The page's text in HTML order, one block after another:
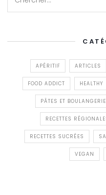
APÉRITIF ARTICLES
FOOD ADDICT HEALTHY
PÂTES ET BOULANGERIE
RECETTES
RECETTES SUCRÉES
VEGAN